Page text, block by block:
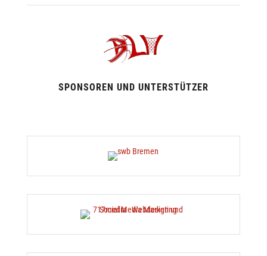
SPONSOREN UND UNTERSTÜTZER